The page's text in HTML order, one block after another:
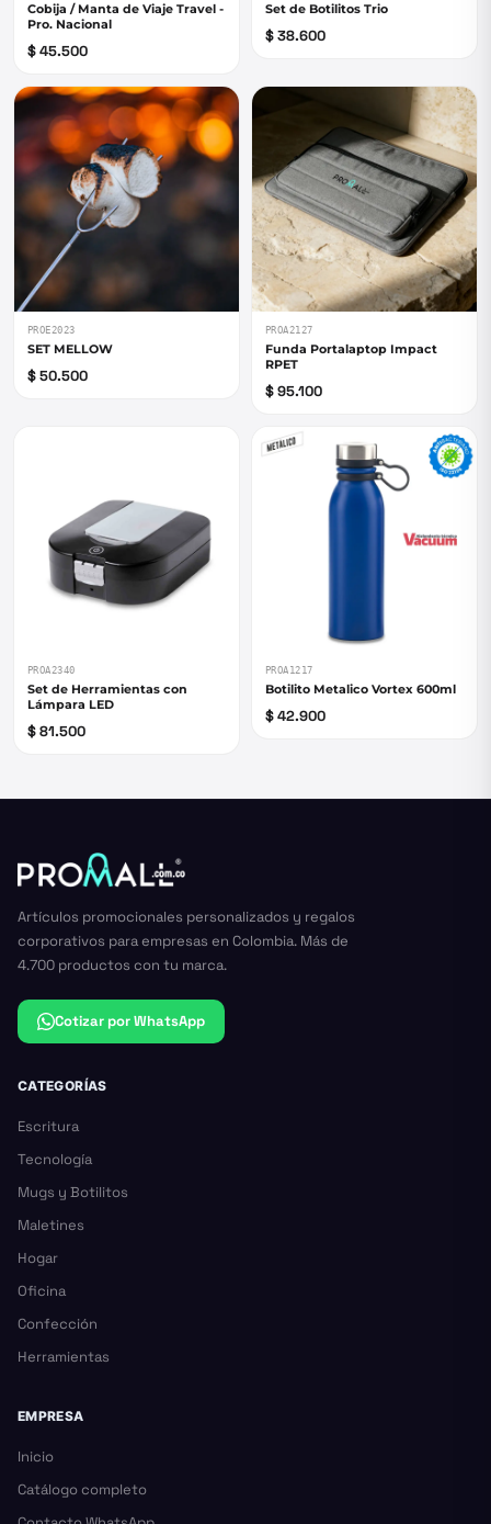
Cobija / Manta de Viaje Travel -
Pro. Nacional
$ 45.500
Set de Botilitos Trio
$ 38.600
PROE2023
SET MELLOW
$ 50.500
PROA2127
Funda Portalaptop Impact
RPET
$ 95.100
PROA2340
Set de Herramientas con
Lámpara LED
$ 81.500
PROA1217
Botilito Metalico Vortex 600ml
$ 42.900
Artículos promocionales personalizados y regalos
corporativos para empresas en Colombia. Más de
4.700 productos con tu marca.
Cotizar por WhatsApp
CATEGORÍAS
Escritura
Tecnología
Mugs y Botilitos
Maletines
Hogar
Oficina
Confección
Herramientas
EMPRESA
Inicio
Catálogo completo